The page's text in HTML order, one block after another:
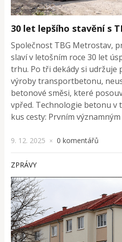
30 let lepšího stavění s
Společnost TBG Metrostav,
slaví v letošním roce 30 let
trhu. Po tři dekády si udržuje
výroby transportbetonu,
betonové směsi, které
vpřed. Technologie betonu v
kus cesty: Prvním
9. 12. 2025 × 0 komentářů
ZPRÁVY